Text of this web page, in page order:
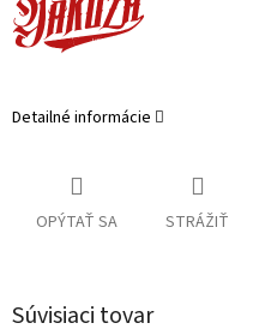
Detailné informácie
OPÝTAŤ SA STRÁŽIŤ
Súvisiaci tovar